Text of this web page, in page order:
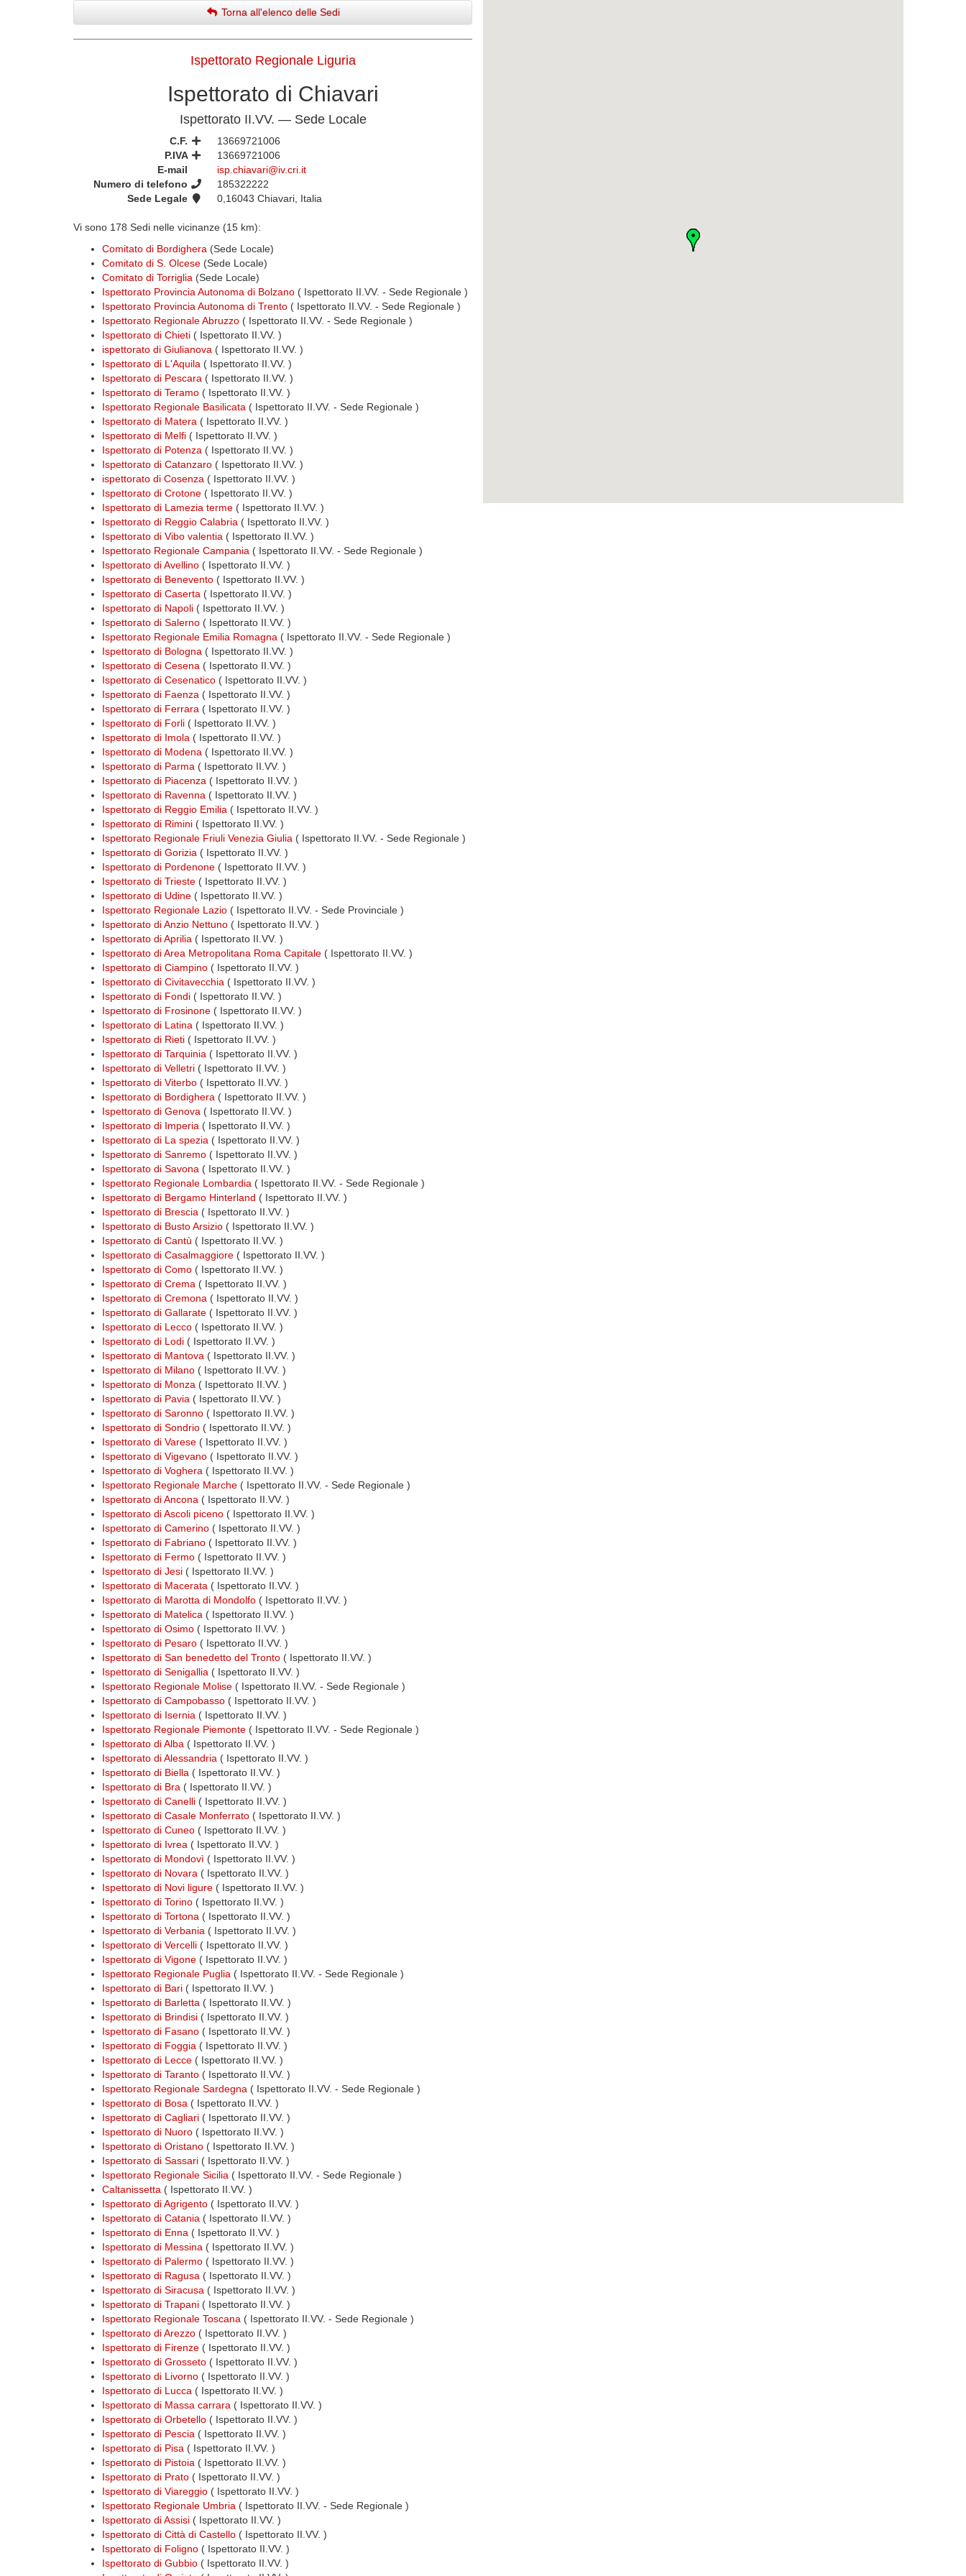
Torna all'elenco delle Sedi
Ispettorato Regionale Liguria
Ispettorato di Chiavari
Ispettorato II.VV. — Sede Locale
C.F.
13669721006
P.IVA
13669721006
E-mail
isp.chiavari@iv.cri.it
Numero di telefono
185322222
Sede Legale
0,16043 Chiavari, Italia
Vi sono 178 Sedi nelle vicinanze (15 km):
Comitato di Bordighera (Sede Locale)
Comitato di S. Olcese (Sede Locale)
Comitato di Torriglia (Sede Locale)
Ispettorato Provincia Autonoma di Bolzano ( Ispettorato II.VV. - Sede Regionale )
Ispettorato Provincia Autonoma di Trento ( Ispettorato II.VV. - Sede Regionale )
Ispettorato Regionale Abruzzo ( Ispettorato II.VV. - Sede Regionale )
Ispettorato di Chieti ( Ispettorato II.VV. )
ispettorato di Giulianova ( Ispettorato II.VV. )
Ispettorato di L'Aquila ( Ispettorato II.VV. )
Ispettorato di Pescara ( Ispettorato II.VV. )
Ispettorato di Teramo ( Ispettorato II.VV. )
Ispettorato Regionale Basilicata ( Ispettorato II.VV. - Sede Regionale )
Ispettorato di Matera ( Ispettorato II.VV. )
Ispettorato di Melfi ( Ispettorato II.VV. )
Ispettorato di Potenza ( Ispettorato II.VV. )
Ispettorato di Catanzaro ( Ispettorato II.VV. )
ispettorato di Cosenza ( Ispettorato II.VV. )
Ispettorato di Crotone ( Ispettorato II.VV. )
Ispettorato di Lamezia terme ( Ispettorato II.VV. )
Ispettorato di Reggio Calabria ( Ispettorato II.VV. )
Ispettorato di Vibo valentia ( Ispettorato II.VV. )
Ispettorato Regionale Campania ( Ispettorato II.VV. - Sede Regionale )
Ispettorato di Avellino ( Ispettorato II.VV. )
Ispettorato di Benevento ( Ispettorato II.VV. )
Ispettorato di Caserta ( Ispettorato II.VV. )
Ispettorato di Napoli ( Ispettorato II.VV. )
Ispettorato di Salerno ( Ispettorato II.VV. )
Ispettorato Regionale Emilia Romagna ( Ispettorato II.VV. - Sede Regionale )
Ispettorato di Bologna ( Ispettorato II.VV. )
Ispettorato di Cesena ( Ispettorato II.VV. )
Ispettorato di Cesenatico ( Ispettorato II.VV. )
Ispettorato di Faenza ( Ispettorato II.VV. )
Ispettorato di Ferrara ( Ispettorato II.VV. )
Ispettorato di Forli ( Ispettorato II.VV. )
Ispettorato di Imola ( Ispettorato II.VV. )
Ispettorato di Modena ( Ispettorato II.VV. )
Ispettorato di Parma ( Ispettorato II.VV. )
Ispettorato di Piacenza ( Ispettorato II.VV. )
Ispettorato di Ravenna ( Ispettorato II.VV. )
Ispettorato di Reggio Emilia ( Ispettorato II.VV. )
Ispettorato di Rimini ( Ispettorato II.VV. )
Ispettorato Regionale Friuli Venezia Giulia ( Ispettorato II.VV. - Sede Regionale )
Ispettorato di Gorizia ( Ispettorato II.VV. )
Ispettorato di Pordenone ( Ispettorato II.VV. )
Ispettorato di Trieste ( Ispettorato II.VV. )
Ispettorato di Udine ( Ispettorato II.VV. )
Ispettorato Regionale Lazio ( Ispettorato II.VV. - Sede Provinciale )
Ispettorato di Anzio Nettuno ( Ispettorato II.VV. )
Ispettorato di Aprilia ( Ispettorato II.VV. )
Ispettorato di Area Metropolitana Roma Capitale ( Ispettorato II.VV. )
Ispettorato di Ciampino ( Ispettorato II.VV. )
Ispettorato di Civitavecchia ( Ispettorato II.VV. )
Ispettorato di Fondi ( Ispettorato II.VV. )
Ispettorato di Frosinone ( Ispettorato II.VV. )
Ispettorato di Latina ( Ispettorato II.VV. )
Ispettorato di Rieti ( Ispettorato II.VV. )
Ispettorato di Tarquinia ( Ispettorato II.VV. )
Ispettorato di Velletri ( Ispettorato II.VV. )
Ispettorato di Viterbo ( Ispettorato II.VV. )
Ispettorato di Bordighera ( Ispettorato II.VV. )
Ispettorato di Genova ( Ispettorato II.VV. )
Ispettorato di Imperia ( Ispettorato II.VV. )
Ispettorato di La spezia ( Ispettorato II.VV. )
Ispettorato di Sanremo ( Ispettorato II.VV. )
Ispettorato di Savona ( Ispettorato II.VV. )
Ispettorato Regionale Lombardia ( Ispettorato II.VV. - Sede Regionale )
Ispettorato di Bergamo Hinterland ( Ispettorato II.VV. )
Ispettorato di Brescia ( Ispettorato II.VV. )
Ispettorato di Busto Arsizio ( Ispettorato II.VV. )
Ispettorato di Cantù ( Ispettorato II.VV. )
Ispettorato di Casalmaggiore ( Ispettorato II.VV. )
Ispettorato di Como ( Ispettorato II.VV. )
Ispettorato di Crema ( Ispettorato II.VV. )
Ispettorato di Cremona ( Ispettorato II.VV. )
Ispettorato di Gallarate ( Ispettorato II.VV. )
Ispettorato di Lecco ( Ispettorato II.VV. )
Ispettorato di Lodi ( Ispettorato II.VV. )
Ispettorato di Mantova ( Ispettorato II.VV. )
Ispettorato di Milano ( Ispettorato II.VV. )
Ispettorato di Monza ( Ispettorato II.VV. )
Ispettorato di Pavia ( Ispettorato II.VV. )
Ispettorato di Saronno ( Ispettorato II.VV. )
Ispettorato di Sondrio ( Ispettorato II.VV. )
Ispettorato di Varese ( Ispettorato II.VV. )
Ispettorato di Vigevano ( Ispettorato II.VV. )
Ispettorato di Voghera ( Ispettorato II.VV. )
Ispettorato Regionale Marche ( Ispettorato II.VV. - Sede Regionale )
Ispettorato di Ancona ( Ispettorato II.VV. )
Ispettorato di Ascoli piceno ( Ispettorato II.VV. )
Ispettorato di Camerino ( Ispettorato II.VV. )
Ispettorato di Fabriano ( Ispettorato II.VV. )
Ispettorato di Fermo ( Ispettorato II.VV. )
Ispettorato di Jesi ( Ispettorato II.VV. )
Ispettorato di Macerata ( Ispettorato II.VV. )
Ispettorato di Marotta di Mondolfo ( Ispettorato II.VV. )
Ispettorato di Matelica ( Ispettorato II.VV. )
Ispettorato di Osimo ( Ispettorato II.VV. )
Ispettorato di Pesaro ( Ispettorato II.VV. )
Ispettorato di San benedetto del Tronto ( Ispettorato II.VV. )
Ispettorato di Senigallia ( Ispettorato II.VV. )
Ispettorato Regionale Molise ( Ispettorato II.VV. - Sede Regionale )
Ispettorato di Campobasso ( Ispettorato II.VV. )
Ispettorato di Isernia ( Ispettorato II.VV. )
Ispettorato Regionale Piemonte ( Ispettorato II.VV. - Sede Regionale )
Ispettorato di Alba ( Ispettorato II.VV. )
Ispettorato di Alessandria ( Ispettorato II.VV. )
Ispettorato di Biella ( Ispettorato II.VV. )
Ispettorato di Bra ( Ispettorato II.VV. )
Ispettorato di Canelli ( Ispettorato II.VV. )
Ispettorato di Casale Monferrato ( Ispettorato II.VV. )
Ispettorato di Cuneo ( Ispettorato II.VV. )
Ispettorato di Ivrea ( Ispettorato II.VV. )
Ispettorato di Mondovì ( Ispettorato II.VV. )
Ispettorato di Novara ( Ispettorato II.VV. )
Ispettorato di Novi ligure ( Ispettorato II.VV. )
Ispettorato di Torino ( Ispettorato II.VV. )
Ispettorato di Tortona ( Ispettorato II.VV. )
Ispettorato di Verbania ( Ispettorato II.VV. )
Ispettorato di Vercelli ( Ispettorato II.VV. )
Ispettorato di Vigone ( Ispettorato II.VV. )
Ispettorato Regionale Puglia ( Ispettorato II.VV. - Sede Regionale )
Ispettorato di Bari ( Ispettorato II.VV. )
Ispettorato di Barletta ( Ispettorato II.VV. )
Ispettorato di Brindisi ( Ispettorato II.VV. )
Ispettorato di Fasano ( Ispettorato II.VV. )
Ispettorato di Foggia ( Ispettorato II.VV. )
Ispettorato di Lecce ( Ispettorato II.VV. )
Ispettorato di Taranto ( Ispettorato II.VV. )
Ispettorato Regionale Sardegna ( Ispettorato II.VV. - Sede Regionale )
Ispettorato di Bosa ( Ispettorato II.VV. )
Ispettorato di Cagliari ( Ispettorato II.VV. )
Ispettorato di Nuoro ( Ispettorato II.VV. )
Ispettorato di Oristano ( Ispettorato II.VV. )
Ispettorato di Sassari ( Ispettorato II.VV. )
Ispettorato Regionale Sicilia ( Ispettorato II.VV. - Sede Regionale )
Caltanissetta ( Ispettorato II.VV. )
Ispettorato di Agrigento ( Ispettorato II.VV. )
Ispettorato di Catania ( Ispettorato II.VV. )
Ispettorato di Enna ( Ispettorato II.VV. )
Ispettorato di Messina ( Ispettorato II.VV. )
Ispettorato di Palermo ( Ispettorato II.VV. )
Ispettorato di Ragusa ( Ispettorato II.VV. )
Ispettorato di Siracusa ( Ispettorato II.VV. )
Ispettorato di Trapani ( Ispettorato II.VV. )
Ispettorato Regionale Toscana ( Ispettorato II.VV. - Sede Regionale )
Ispettorato di Arezzo ( Ispettorato II.VV. )
Ispettorato di Firenze ( Ispettorato II.VV. )
Ispettorato di Grosseto ( Ispettorato II.VV. )
Ispettorato di Livorno ( Ispettorato II.VV. )
Ispettorato di Lucca ( Ispettorato II.VV. )
Ispettorato di Massa carrara ( Ispettorato II.VV. )
Ispettorato di Orbetello ( Ispettorato II.VV. )
Ispettorato di Pescia ( Ispettorato II.VV. )
Ispettorato di Pisa ( Ispettorato II.VV. )
Ispettorato di Pistoia ( Ispettorato II.VV. )
Ispettorato di Prato ( Ispettorato II.VV. )
Ispettorato di Viareggio ( Ispettorato II.VV. )
Ispettorato Regionale Umbria ( Ispettorato II.VV. - Sede Regionale )
Ispettorato di Assisi ( Ispettorato II.VV. )
Ispettorato di Città di Castello ( Ispettorato II.VV. )
Ispettorato di Foligno ( Ispettorato II.VV. )
Ispettorato di Gubbio ( Ispettorato II.VV. )